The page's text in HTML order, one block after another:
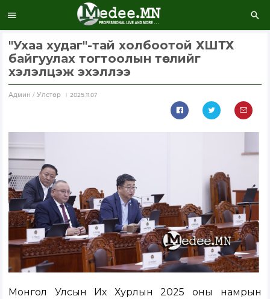
"Ухаа худаг"-тай холбоотой ХШТХ
байгуулах тогтоолын төслийг
хэлэлцэж эхэллээ
Aдмин / Улстөр 2025.11.07
Монгол Улсын Их Хурлын 2025 оны намрын